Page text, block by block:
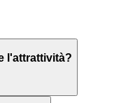
l'attrattività?